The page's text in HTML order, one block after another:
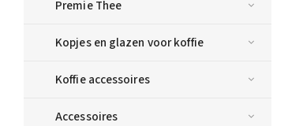
Premie Thee
Kopjes en glazen voor koffie
Koffie accessoires
Accessoires